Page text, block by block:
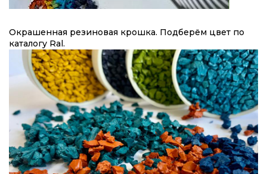
Окрашенная резиновая крошка. Подберём цвет по
каталогу Ral.